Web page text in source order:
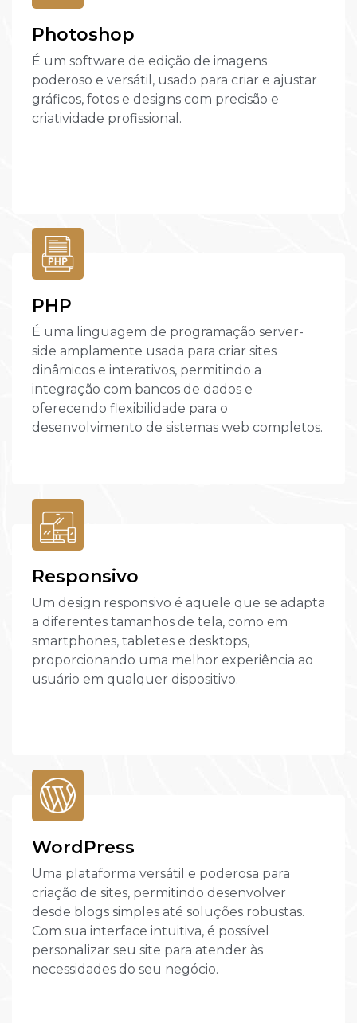
Photoshop
É um software de edição de imagens
poderoso e versátil, usado para criar e ajustar
gráficos, fotos e designs com precisão e
criatividade profissional.
PHP
É uma linguagem de programação server-
side amplamente usada para criar sites
dinâmicos e interativos, permitindo a
integração com bancos de dados e
oferecendo flexibilidade para o
desenvolvimento de sistemas web completos.
Responsivo
Um design responsivo é aquele que se adapta
a diferentes tamanhos de tela, como em
smartphones, tabletes e desktops,
proporcionando uma melhor experiência ao
usuário em qualquer dispositivo.
WordPress
Uma plataforma versátil e poderosa para
criação de sites, permitindo desenvolver
desde blogs simples até soluções robustas.
Com sua interface intuitiva, é possível
personalizar seu site para atender às
necessidades do seu negócio.